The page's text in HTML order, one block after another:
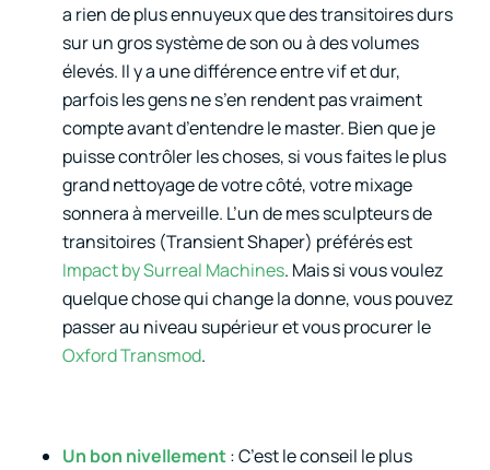
a rien de plus ennuyeux que des transitoires durs
sur un gros système de son ou à des volumes
élevés. Il y a une différence entre vif et dur,
parfois les gens ne s’en rendent pas vraiment
compte avant d’entendre le master. Bien que je
puisse contrôler les choses, si vous faites le plus
grand nettoyage de votre côté, votre mixage
sonnera à merveille. L’un de mes sculpteurs de
transitoires (Transient Shaper) préférés est
Impact by Surreal Machines. Mais si vous voulez
quelque chose qui change la donne, vous pouvez
passer au niveau supérieur et vous procurer le
Oxford Transmod.
Un bon nivellement: C’est le conseil le plus